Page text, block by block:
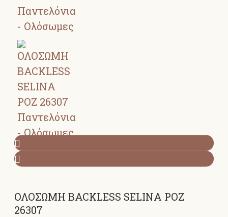
ΟΛΟΣΩΜΗ BACKLESS SELINA ΡΟΖ
26307